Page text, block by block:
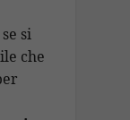
si
che